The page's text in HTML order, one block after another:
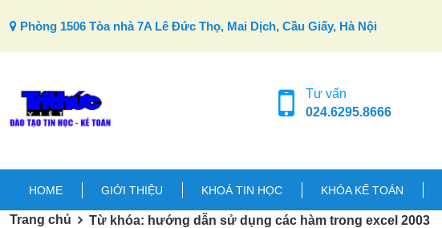
Phòng 1506 Tòa nhà 7A Lê Đức Thọ, Mai Dịch, Cầu Giấy, Hà Nội
Tư vấn
024.6295.8666
HOME GIỚI THIỆU KHOÁ TIN HỌC KHÓA KẾ TOÁN
Trang chủ Từ khóa: hướng dẫn sử dụng các hàm trong excel 2003